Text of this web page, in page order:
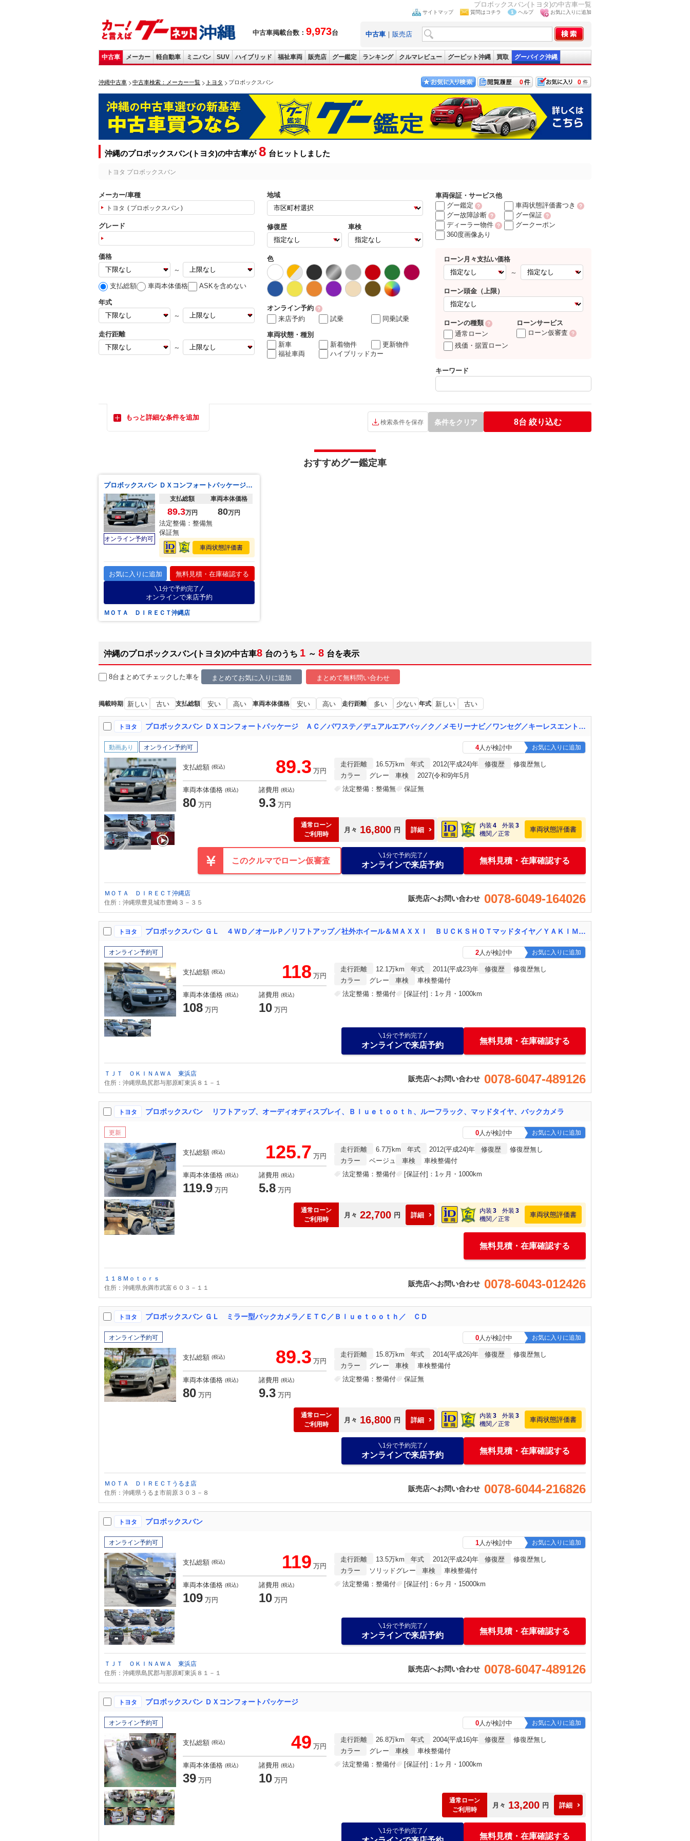
プロボックスバン(トヨタ)の中古車一覧
中古車掲載台数： 9,973台
サイトマップ 質問はコチラ ヘルプ お気に入りに追加
中古車 ｜ 販売店
中古車 メーカー 軽自動車 ミニバン SUV ハイブリッド 福祉車両 販売店 グー鑑定 ランキング クルマレビュー グーピット沖縄 買取 グーバイク沖縄
沖縄中古車 中古車検索：メーカー一覧 トヨタ プロボックスバン 0
0
沖縄のプロボックスバン(トヨタ)の中古車が 8 台ヒットしました
トヨタ プロボックスバン
メーカー/車種
トヨタ プロボックスバン
グレード
価格
～
支払総額 車両本体価格 ASKを含めない
年式
～
走行距離
～
地域
修復歴 車検
色
オンライン予約
来店予約
試乗 同乗試乗
車両状態・種別
新車
新着物件
更新物件
福祉車両
ハイブリッドカー
車両保証・サービス他
グー鑑定
車両状態評価書つき
グー故障診断
グー保証
ディーラー物件
グークーポン
360度画像あり
ローン月々支払い価格
～
ローン頭金（上限）
ローンの種類
通常ローン
残価・据置ローン
ローンサービス
ローン仮審査
キーワード
もっと詳細な条件を追加
検索条件を保存 条件をクリア 8台 絞り込む
おすすめグー鑑定車
プロボックスバン ＤＸコンフォートパッケージ ＡＣ／パワステ／デュアルエアバッ／ク／メモリーナビ／ワンセグ／キーレスエントリー／ＥＴＣ／ＡＢＳ／運転席エアバッグ／バックモニター
オンライン予約可
支払総額
89.3万円
車両本体価格
80万円
法定整備：整備無
保証無
車両状態評価書
お気に入りに追加 無料見積・在庫確認する
1分で予約完了
オンラインで来店予約
ＭＯＴＡ ＤＩＲＥＣＴ沖縄店
沖縄のプロボックスバン(トヨタ)の中古車8 台のうち 1 ～ 8 台を表示
8台まとめてチェック した車を まとめてお気に入りに追加 まとめて無料問い合わせ
掲載時期 新しい 古い 支払総額 安い 高い 車両本体価格 安い 高い 走行距離 多い 少ない 年式 新しい 古い
トヨタ プロボックスバン ＤＸコンフォートパッケージ ＡＣ／パワステ／デュアルエアバッ／ク／メモリーナビ／ワンセグ／キーレスエントリー／ＥＴＣ／ＡＢＳ／運転席エアバッグ／バックモニター
動画あり オンライン予約可 4人が検討中 お気に入りに追加
支払総額 (税込) 89.3 万円
車両本体価格 (税込)
80 万円
諸費用 (税込)
9.3 万円
走行距離 16.5万km 年式 2012(平成24)年 修復歴
修復歴無し
カラー
グレー 車検
2027(令和9)年5月
法定整備：整備無
保証無
通常ローン
ご利用時
月々 16,800 円 詳細
内装 4 外装 3
機関／正常
車両状態評価書
このクルマでローン仮審査
1分で予約完了
オンラインで来店予約 無料見積・在庫確認する
ＭＯＴＡ ＤＩＲＥＣＴ沖縄店
住所：沖縄県豊見城市豊崎３－３５
販売店へお問い合わせ 0078-6049-164026
トヨタ プロボックスバン ＧＬ ４ＷＤ／オールＰ／リフトアップ／社外ホイール＆ＭＡＸＸＩ ＢＵＣＫＳＨＯＴマッドタイヤ／ＹＡＫＩＭＡルーフキャリア／ディスプレイオーディオ／バックカメラ／ＥＴＣ／前席パワーウィンドウ／電格ミラー
オンライン予約可 2人が検討中 お気に入りに追加
支払総額 (税込) 118 万円
車両本体価格 (税込)
108 万円
諸費用 (税込)
10 万円
走行距離 12.1万km 年式 2011(平成23)年 修復歴
修復歴無し
カラー
グレー 車検
車検整備付
法定整備：整備付
[保証付]：1ヶ月・1000km
1分で予約完了
オンラインで来店予約 無料見積・在庫確認する
ＴＪＴ ＯＫＩＮＡＷＡ 東浜店
住所：沖縄県島尻郡与那原町東浜８１－１
販売店へお問い合わせ 0078-6047-489126
トヨタ プロボックスバン リフトアップ、オーディオディスプレイ、Ｂｌｕｅｔｏｏｔｈ、ルーフラック、マッドタイヤ、バックカメラ
更新 0人が検討中 お気に入りに追加
支払総額 (税込) 125.7 万円
車両本体価格 (税込)
119.9 万円
諸費用 (税込)
5.8 万円
走行距離 6.7万km 年式 2012(平成24)年 修復歴
修復歴無し
カラー
ベージュ 車検
車検整備付
法定整備：整備付
[保証付]：1ヶ月・1000km
通常ローン
ご利用時
月々 22,700 円 詳細
内装 3 外装 3
機関／正常
車両状態評価書
無料見積・在庫確認する
１１８Ｍｏｔｏｒｓ
住所：沖縄県糸満市武富６０３－１１
販売店へお問い合わせ 0078-6043-012426
トヨタ プロボックスバン ＧＬ ミラー型バックカメラ／ＥＴＣ／Ｂｌｕｅｔｏｏｔｈ／ ＣＤ
オンライン予約可 0人が検討中 お気に入りに追加
支払総額 (税込) 89.3 万円
車両本体価格 (税込)
80 万円
諸費用 (税込)
9.3 万円
走行距離 15.8万km 年式 2014(平成26)年 修復歴
修復歴無し
カラー
グレー 車検
車検整備付
法定整備：整備付
保証無
通常ローン
ご利用時
月々 16,800 円 詳細
内装 3 外装 3
機関／正常
車両状態評価書
1分で予約完了
オンラインで来店予約 無料見積・在庫確認する
ＭＯＴＡ ＤＩＲＥＣＴうるま店
住所：沖縄県うるま市前原３０３－８
販売店へお問い合わせ 0078-6044-216826
トヨタ プロボックスバン
オンライン予約可 1人が検討中 お気に入りに追加
支払総額 (税込) 119 万円
車両本体価格 (税込)
109 万円
諸費用 (税込)
10 万円
走行距離 13.5万km 年式 2012(平成24)年 修復歴
修復歴無し
カラー
ソリッドグレー 車検
車検整備付
法定整備：整備付
[保証付]：6ヶ月・15000km
1分で予約完了
オンラインで来店予約 無料見積・在庫確認する
ＴＪＴ ＯＫＩＮＡＷＡ 東浜店
住所：沖縄県島尻郡与那原町東浜８１－１
販売店へお問い合わせ 0078-6047-489126
トヨタ プロボックスバン ＤＸコンフォートパッケージ
オンライン予約可 0人が検討中 お気に入りに追加
支払総額 (税込) 49 万円
車両本体価格 (税込)
39 万円
諸費用 (税込)
10 万円
走行距離 26.8万km 年式 2004(平成16)年 修復歴
修復歴無し
カラー
グレー 車検
車検整備付
法定整備：整備付
[保証付]：1ヶ月・1000km
通常ローン
ご利用時
月々 13,200 円 詳細
1分で予約完了
無料見積・在庫確認する